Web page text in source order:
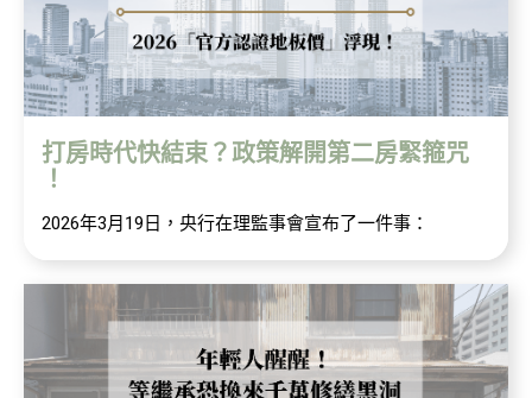
打房時代快結束？政策解開第二房緊箍咒
！
2026年3月19日，央行在理監事會宣布了一件事：